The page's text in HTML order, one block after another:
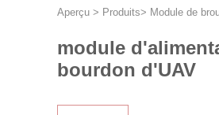
Aperçu > Produits> Module de
module
bourdon d'UAV